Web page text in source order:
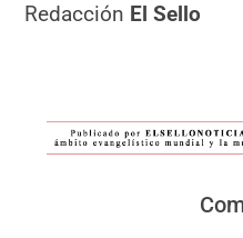
Redacción El Sello